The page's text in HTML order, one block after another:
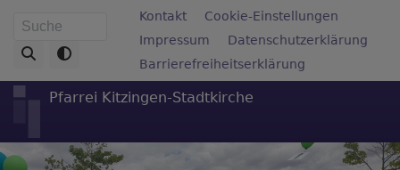
zum
Inhalt
Suche Fußbereichsmenü
Kontakt
Cookie-Einstellungen
Impressum
Datenschutzerklärung
Barrierefreiheitserklärung
Pfarrei Kitzingen-Stadtkirche